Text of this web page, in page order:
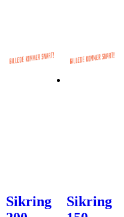
Sikring
Sikring